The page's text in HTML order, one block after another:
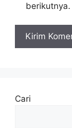
berikutnya.
Cari